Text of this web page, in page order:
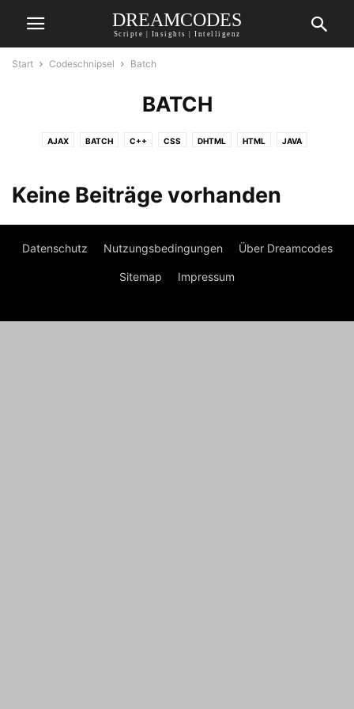
DREAMCODES
Scripte | Insights | Intelligenz
Start Codeschnipsel Batch
BATCH
AJAX BATCH C++ CSS DHTML HTML JAVA
Keine Beiträge vorhanden
Datenschutz Nutzungsbedingungen Über Dreamcodes
Sitemap Impressum